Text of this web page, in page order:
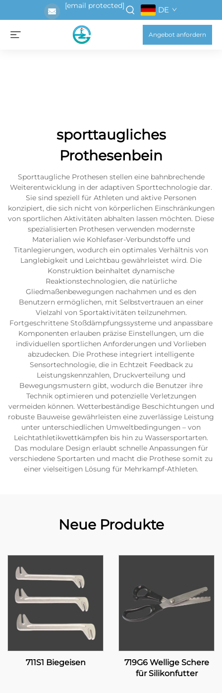
[email protected] DE
Angebot anfordern
sporttaugliches
Prothesenbein
Sporttaugliche Prothesen stellen eine bahnbrechende
Weiterentwicklung in der adaptiven Sporttechnologie dar.
Sie sind speziell für Athleten und aktive Personen
konzipiert, die sich nicht von körperlichen Einschränkungen
von sportlichen Aktivitäten abhalten lassen möchten. Diese
spezialisierten Prothesen verwenden modernste
Materialien wie Kohlefaser-Verbundstoffe und
Titanlegierungen, wodurch ein optimales Verhältnis von
Langlebigkeit und Leichtbau gewährleistet wird. Die
Konstruktion beinhaltet dynamische
Reaktionstechnologien, die natürliche
Gliedmaßenbewegungen nachahmen und es den
Benutzern ermöglichen, mit Selbstvertrauen an einer
Vielzahl von Sportaktivitäten teilzunehmen.
Fortgeschrittene Stoßdämpfungssysteme und anpassbare
Komponenten erlauben präzise Einstellungen, um die
individuellen sportlichen Anforderungen und Vorlieben
abzudecken. Die Prothese integriert intelligente
Sensortechnologie, die in Echtzeit Feedback zu
Leistungskennzahlen, Druckverteilung und
Bewegungsmustern gibt, wodurch die Benutzer ihre
Technik optimieren und potenzielle Verletzungen
vermeiden können. Wetterbeständige Beschichtungen und
robuste Bauweise gewährleisten eine zuverlässige Leistung
unter unterschiedlichen Umweltbedingungen – von
Leichtathletikwettkämpfen bis hin zu Wassersportarten.
Das modulare Design erlaubt schnelle Anpassungen für
verschiedene Sportarten und macht die Prothese somit zu
einer vielseitigen Lösung für Mehrkampf-Athleten.
Neue Produkte
711S1 Biegeisen
719G6 Wellige Schere
für Silikonfutter